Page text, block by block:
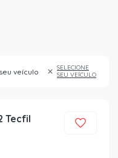
veículo
SELECIONE
SEU VEÍCULO
Tecfil